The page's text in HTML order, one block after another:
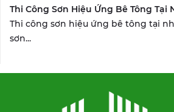
Thi Công Sơn Hiệu Ứng Bê Tông Tại
Thi công sơn hiệu ứng bê tông tại
sơn...